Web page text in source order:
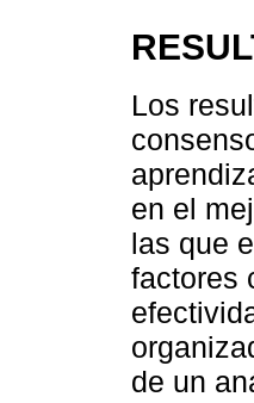
Los
en el
las que
factores
de un